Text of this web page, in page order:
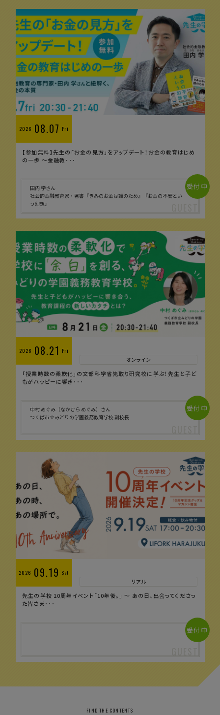
2026 08.07 Fri
【参加無料】先生の「お金の見方」をアップデート！お金の教育はじめ
の一歩 〜金融教･･･
田内 学さん
社会的金融教育家・著書『きみのお金は誰のため』『お金の不安とい
う幻想』
受付中
2026 08.21 Fri
オンライン
「授業時数の柔軟化」の文部科学省先取り研究校に学ぶ！先生と子ど
もがハッピーに響き･･･
中村 めぐみ（なかむら めぐみ）さん
つくば市立みどりの学園義務教育学校 副校長
受付中
2026 09.19 Sat
リアル
先生の学校 10周年イベント「10年後。」 〜 あの日、出会ってくださっ
た皆さま･･･
受付中
FIND THE CONTENTS